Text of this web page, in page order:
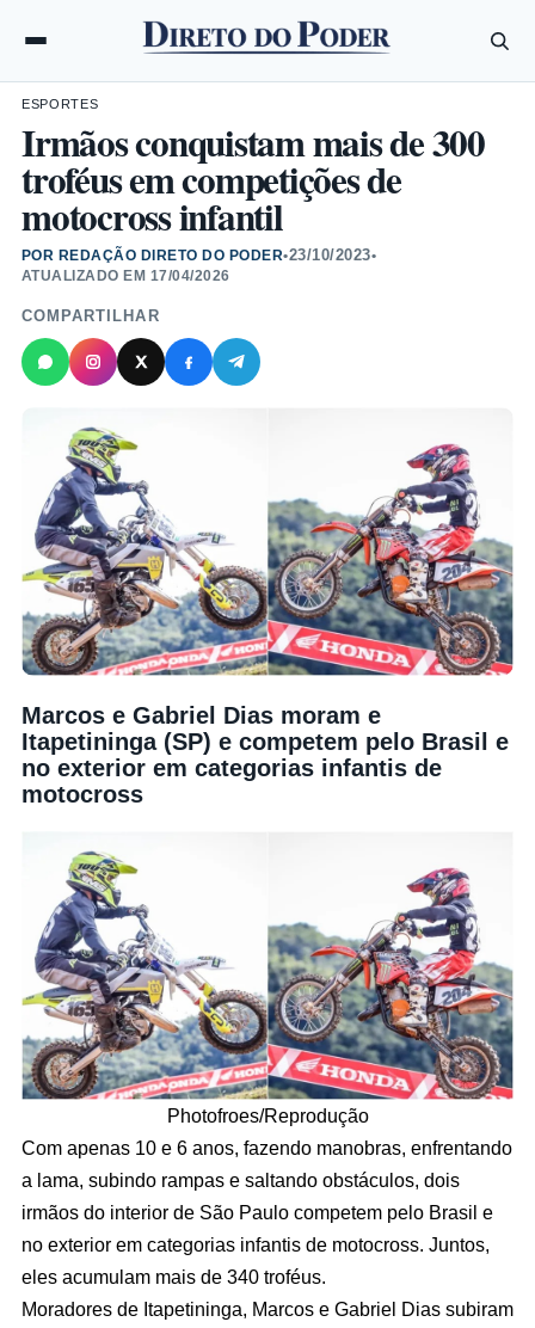
ESPORTES
Irmãos conquistam mais de 300
troféus em competições de
motocross infantil
POR REDAÇÃO DIRETO DO PODER•23/10/2023•
ATUALIZADO EM 17/04/2026
COMPARTILHAR
Marcos e Gabriel Dias moram e
Itapetininga (SP) e competem pelo Brasil e
no exterior em categorias infantis de
motocross
Photofroes/Reprodução
Com apenas 10 e 6 anos, fazendo manobras, enfrentando
a lama, subindo rampas e saltando obstáculos, dois
irmãos do interior de São Paulo competem pelo Brasil e
no exterior em categorias infantis de motocross. Juntos,
eles acumulam mais de 340 troféus.
Moradores de Itapetininga, Marcos e Gabriel Dias subiram